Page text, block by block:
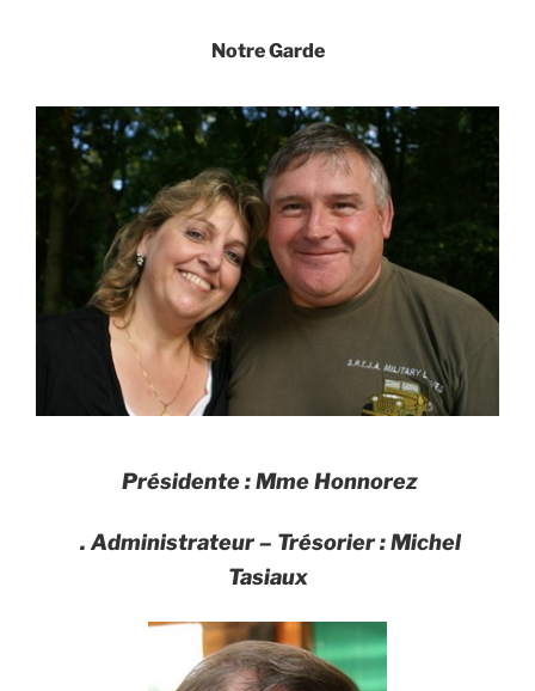
Notre Garde
Présidente : Mme Honnorez
. Administrateur – Trésorier : Michel
Tasiaux